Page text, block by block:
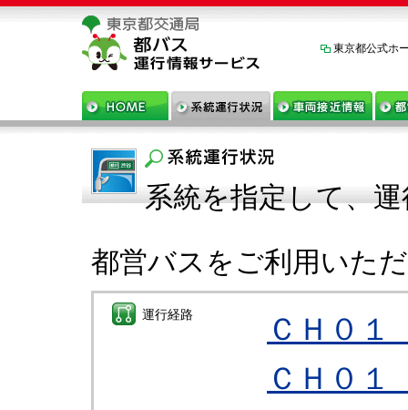
東京都公式ホ
系統を指定して、
都営バスをご利用いた
運行経路
ＣＨ０
ＣＨ０